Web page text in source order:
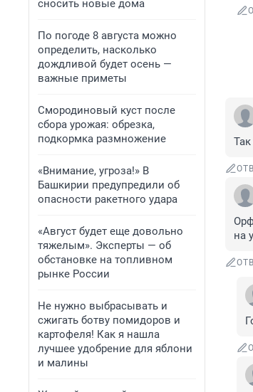
сносить новые дома
По погоде 8 августа можно
определить, насколько
дождливой будет осень —
важные приметы
Смородиновый куст после
сбора урожая: обрезка,
подкормка размножение
«Внимание, угроза!» В
Башкирии предупредили об
опасности ракетного удара
«Август будет еще довольно
тяжелым». Эксперты — об
обстановке на топливном
рынке России
Не нужно выбрасывать и
сжигать ботву помидоров и
картофеля! Как я нашла
лучшее удобрение для яблони
и малины
на